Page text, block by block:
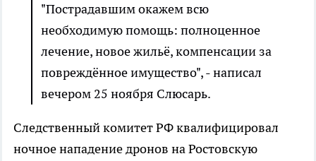
"Пострадавшим окажем всю
необходимую помощь: полноценное
лечение, новое жильё, компенсации за
повреждённое имущество", - написал
вечером 25 ноября Слюсарь.
Следственный комитет РФ квалифицировал
ночное нападение дронов на Ростовскую